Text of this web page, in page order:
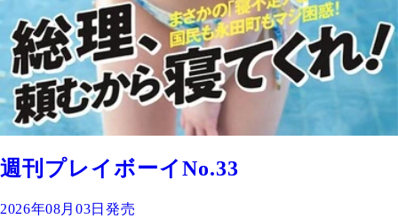
週刊プレイボーイNo.33
2026年08月03日発売